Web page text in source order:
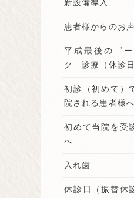
新設備導入
患者様からのお声
平成最後のゴ
ク 診療（休診日
初診（初めて）
院される患者様へ
初めて当院を受
へ
入れ歯
休診日（振替休